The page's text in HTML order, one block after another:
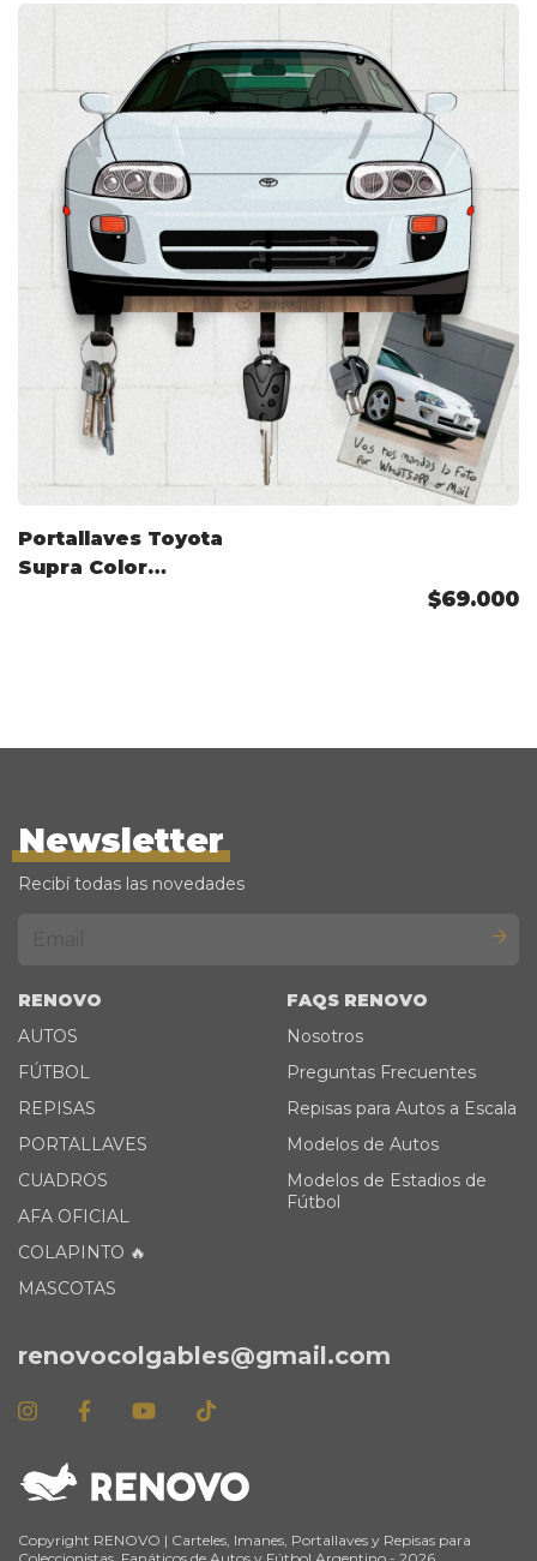
Portallaves Toyota
Supra Color
$69.000
Newsletter
Recibí todas las novedades
RENOVO
AUTOS
FÚTBOL
REPISAS
PORTALLAVES
CUADROS
AFA OFICIAL
COLAPINTO 🔥
MASCOTAS
FAQS RENOVO
Nosotros
Preguntas Frecuentes
Repisas para Autos a Escala
Modelos de Autos
Modelos de Estadios de
Fútbol
renovocolgables@gmail.com
Copyright RENOVO | Carteles, Imanes, Portallaves y Repisas para